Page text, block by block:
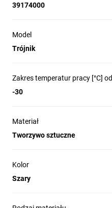
39174000
Model
Trójnik
Zakres temperatur pracy [°C] od
-30
Materiał
Tworzywo sztuczne
Kolor
Szary